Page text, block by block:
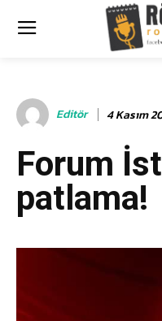
Editör 4 Kasım
Forum
patlama!